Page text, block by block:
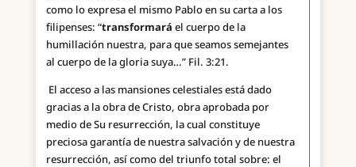
como lo expresa el mismo Pablo en su carta a los
filipenses: “transformará el cuerpo de la
humillación nuestra, para que seamos semejantes
al cuerpo de la gloria suya…” Fil. 3:21.
El acceso a las mansiones celestiales está dado
gracias a la obra de Cristo, obra aprobada por
medio de Su resurrección, la cual constituye
preciosa garantía de nuestra salvación y de nuestra
resurrección, así como del triunfo total sobre: el